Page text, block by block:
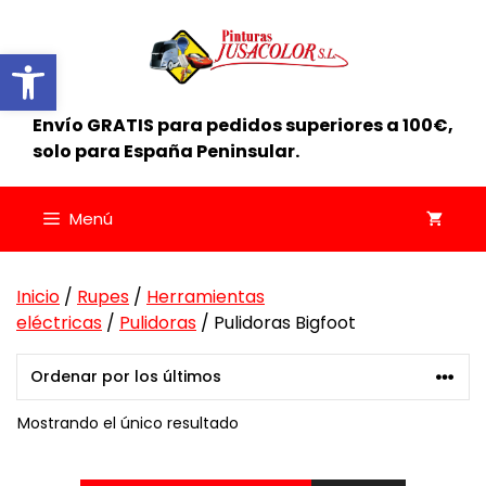
Abrir barra de herramientas
contenido
Envío GRATIS para pedidos superiores a 100€,
solo para España Peninsular.
Menú
Inicio / Rupes / Herramientas
eléctricas / Pulidoras / Pulidoras Bigfoot
Mostrando el único resultado